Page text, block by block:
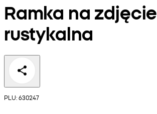
Ramka na zdjęcie
rustykalna
PLU: 630247